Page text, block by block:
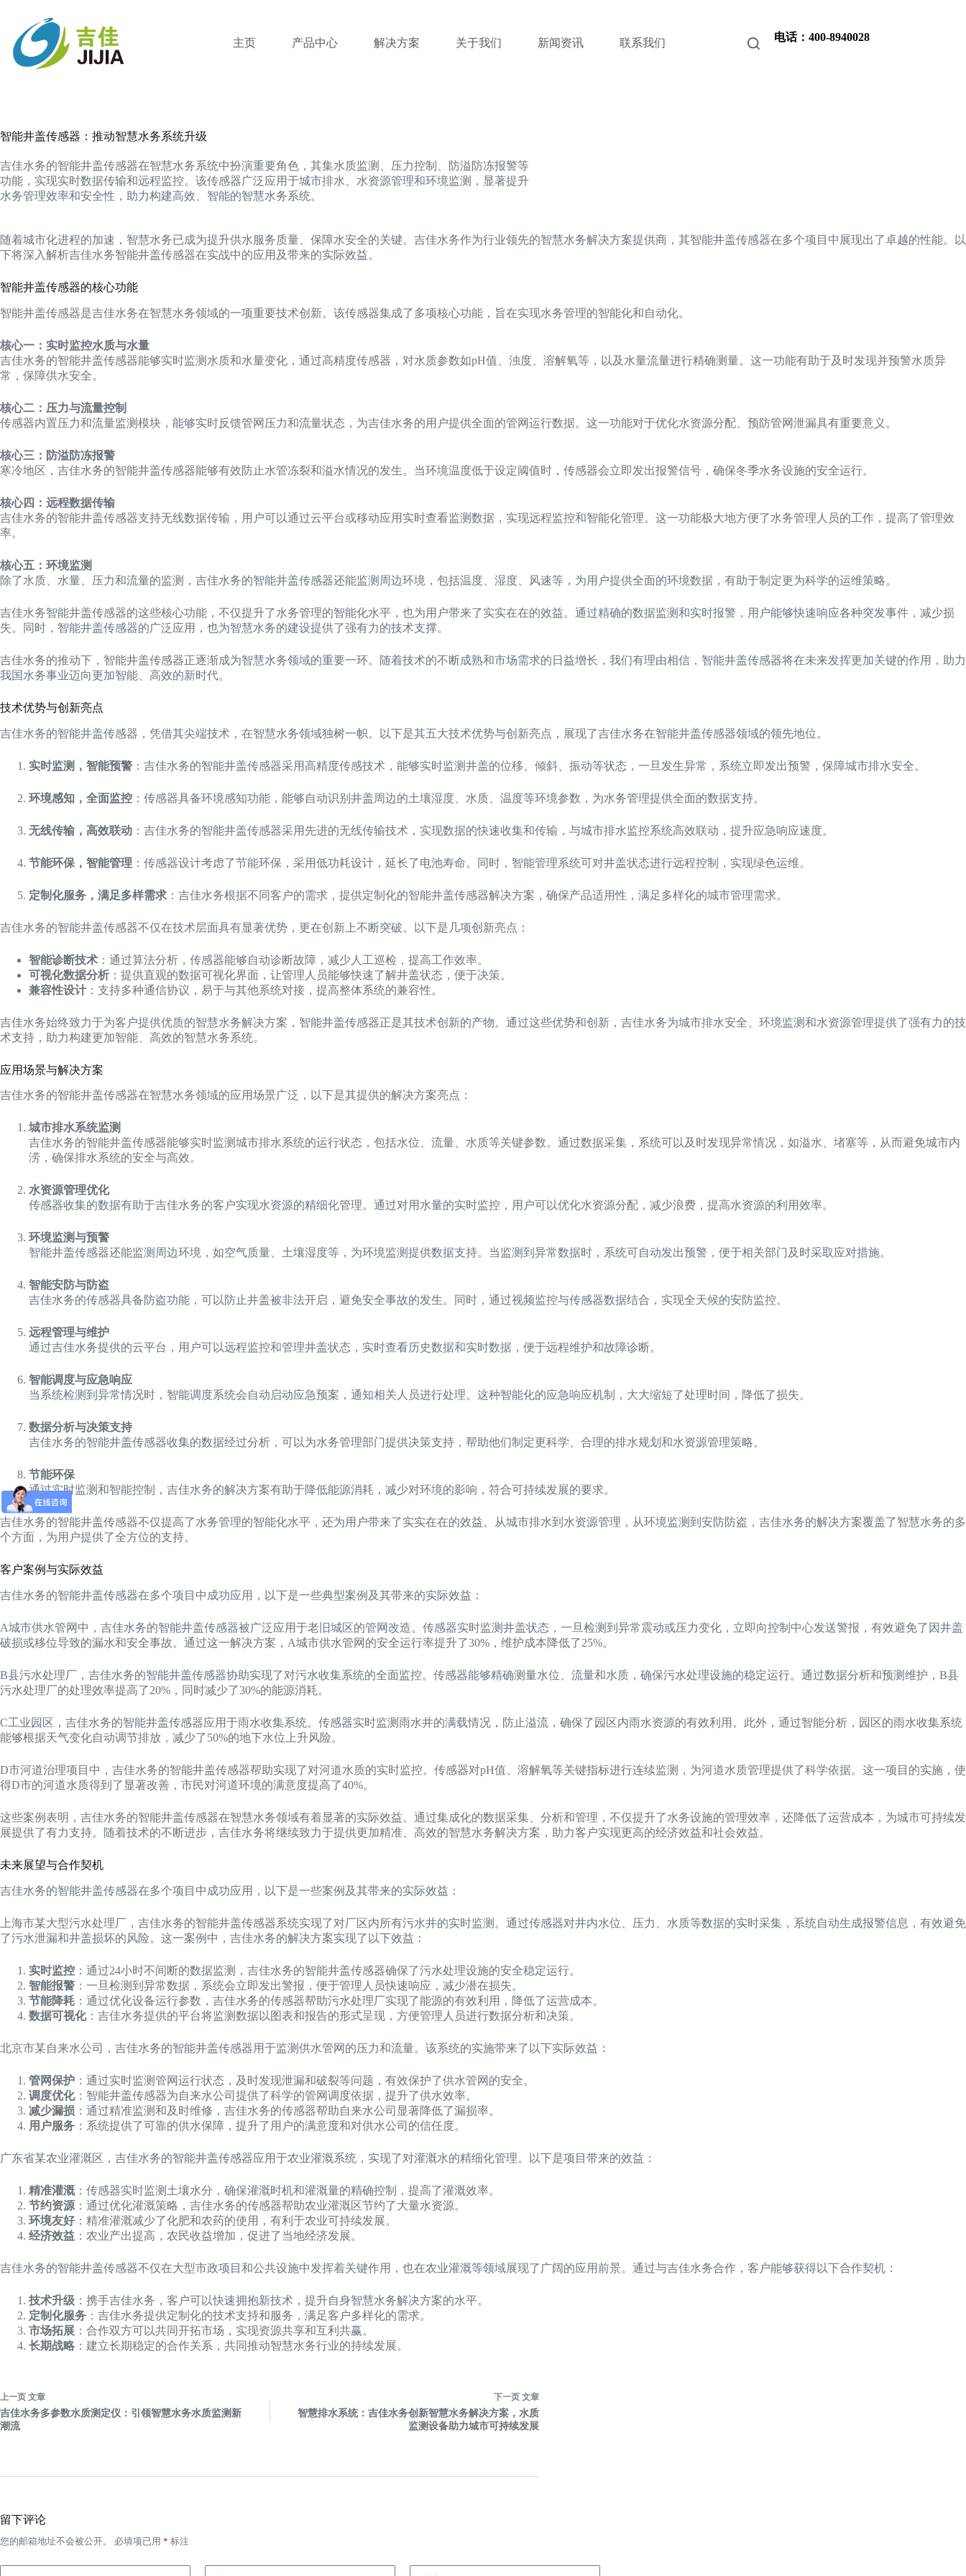
主页 产品中心 解决方案 关于我们 新闻资讯 联系我们 电话：400-8940028
智能井盖传感器：推动智慧水务系统升级
吉佳水务的智能井盖传感器在智慧水务系统中扮演重要角色，其集水质监测、压力控制、防溢防冻报警等
功能，实现实时数据传输和远程监控。该传感器广泛应用于城市排水、水资源管理和环境监测，显著提升
水务管理效率和安全性，助力构建高效、智能的智慧水务系统。
随着城市化进程的加速，智慧水务已成为提升供水服务质量、保障水安全的关键。吉佳水务作为行业领先的智慧水务解决方案提供商，其智能井盖传感器在多个项目中展现出了卓越的性能。以
下将深入解析吉佳水务智能井盖传感器在实战中的应用及带来的实际效益。
智能井盖传感器的核心功能
智能井盖传感器是吉佳水务在智慧水务领域的一项重要技术创新。该传感器集成了多项核心功能，旨在实现水务管理的智能化和自动化。
核心一：实时监控水质与水量
吉佳水务的智能井盖传感器能够实时监测水质和水量变化，通过高精度传感器，对水质参数如pH值、浊度、溶解氧等，以及水量流量进行精确测量。这一功能有助于及时发现并预警水质异
常，保障供水安全。
核心二：压力与流量控制
传感器内置压力和流量监测模块，能够实时反馈管网压力和流量状态，为吉佳水务的用户提供全面的管网运行数据。这一功能对于优化水资源分配、预防管网泄漏具有重要意义。
核心三：防溢防冻报警
寒冷地区，吉佳水务的智能井盖传感器能够有效防止水管冻裂和溢水情况的发生。当环境温度低于设定阈值时，传感器会立即发出报警信号，确保冬季水务设施的安全运行。
核心四：远程数据传输
吉佳水务的智能井盖传感器支持无线数据传输，用户可以通过云平台或移动应用实时查看监测数据，实现远程监控和智能化管理。这一功能极大地方便了水务管理人员的工作，提高了管理效
率。
核心五：环境监测
除了水质、水量、压力和流量的监测，吉佳水务的智能井盖传感器还能监测周边环境，包括温度、湿度、风速等，为用户提供全面的环境数据，有助于制定更为科学的运维策略。
吉佳水务智能井盖传感器的这些核心功能，不仅提升了水务管理的智能化水平，也为用户带来了实实在在的效益。通过精确的数据监测和实时报警，用户能够快速响应各种突发事件，减少损
失。同时，智能井盖传感器的广泛应用，也为智慧水务的建设提供了强有力的技术支撑。
吉佳水务的推动下，智能井盖传感器正逐渐成为智慧水务领域的重要一环。随着技术的不断成熟和市场需求的日益增长，我们有理由相信，智能井盖传感器将在未来发挥更加关键的作用，助力
我国水务事业迈向更加智能、高效的新时代。
技术优势与创新亮点
吉佳水务的智能井盖传感器，凭借其尖端技术，在智慧水务领域独树一帜。以下是其五大技术优势与创新亮点，展现了吉佳水务在智能井盖传感器领域的领先地位。
实时监测，智能预警 ：吉佳水务的智能井盖传感器采用高精度传感技术，能够实时监测井盖的位移、倾斜、振动等状态，一旦发生异常，系统立即发出预警，保障城市排水安全。
环境感知，全面监控 ：传感器具备环境感知功能，能够自动识别井盖周边的土壤湿度、水质、温度等环境参数，为水务管理提供全面的数据支持。
无线传输，高效联动 ：吉佳水务的智能井盖传感器采用先进的无线传输技术，实现数据的快速收集和传输，与城市排水监控系统高效联动，提升应急响应速度。
节能环保，智能管理 ：传感器设计考虑了节能环保，采用低功耗设计，延长了电池寿命。同时，智能管理系统可对井盖状态进行远程控制，实现绿色运维。
定制化服务，满足多样需求 ：吉佳水务根据不同客户的需求，提供定制化的智能井盖传感器解决方案，确保产品适用性，满足多样化的城市管理需求。
吉佳水务的智能井盖传感器不仅在技术层面具有显著优势，更在创新上不断突破。以下是几项创新亮点：
智能诊断技术 ：通过算法分析，传感器能够自动诊断故障，减少人工巡检，提高工作效率。
可视化数据分析 ：提供直观的数据可视化界面，让管理人员能够快速了解井盖状态，便于决策。
兼容性设计 ：支持多种通信协议，易于与其他系统对接，提高整体系统的兼容性。
吉佳水务始终致力于为客户提供优质的智慧水务解决方案，智能井盖传感器正是其技术创新的产物。通过这些优势和创新，吉佳水务为城市排水安全、环境监测和水资源管理提供了强有力的技
术支持，助力构建更加智能、高效的智慧水务系统。
应用场景与解决方案
吉佳水务的智能井盖传感器在智慧水务领域的应用场景广泛，以下是其提供的解决方案亮点：
城市排水系统监测
吉佳水务的智能井盖传感器能够实时监测城市排水系统的运行状态，包括水位、流量、水质等关键参数。通过数据采集，系统可以及时发现异常情况，如溢水、堵塞等，从而避免城市内
涝，确保排水系统的安全与高效。
水资源管理优化
传感器收集的数据有助于吉佳水务的客户实现水资源的精细化管理。通过对用水量的实时监控，用户可以优化水资源分配，减少浪费，提高水资源的利用效率。
环境监测与预警
智能井盖传感器还能监测周边环境，如空气质量、土壤湿度等，为环境监测提供数据支持。当监测到异常数据时，系统可自动发出预警，便于相关部门及时采取应对措施。
智能安防与防盗
吉佳水务的传感器具备防盗功能，可以防止井盖被非法开启，避免安全事故的发生。同时，通过视频监控与传感器数据结合，实现全天候的安防监控。
远程管理与维护
通过吉佳水务提供的云平台，用户可以远程监控和管理井盖状态，实时查看历史数据和实时数据，便于远程维护和故障诊断。
智能调度与应急响应
当系统检测到异常情况时，智能调度系统会自动启动应急预案，通知相关人员进行处理。这种智能化的应急响应机制，大大缩短了处理时间，降低了损失。
数据分析与决策支持
吉佳水务的智能井盖传感器收集的数据经过分析，可以为水务管理部门提供决策支持，帮助他们制定更科学、合理的排水规划和水资源管理策略。
节能环保
通过实时监测和智能控制，吉佳水务的解决方案有助于降低能源消耗，减少对环境的影响，符合可持续发展的要求。
吉佳水务的智能井盖传感器不仅提高了水务管理的智能化水平，还为用户带来了实实在在的效益。从城市排水到水资源管理，从环境监测到安防防盗，吉佳水务的解决方案覆盖了智慧水务的多
个方面，为用户提供了全方位的支持。
客户案例与实际效益
吉佳水务的智能井盖传感器在多个项目中成功应用，以下是一些典型案例及其带来的实际效益：
A城市供水管网中，吉佳水务的智能井盖传感器被广泛应用于老旧城区的管网改造。传感器实时监测井盖状态，一旦检测到异常震动或压力变化，立即向控制中心发送警报，有效避免了因井盖
破损或移位导致的漏水和安全事故。通过这一解决方案，A城市供水管网的安全运行率提升了30%，维护成本降低了25%。
B县污水处理厂，吉佳水务的智能井盖传感器协助实现了对污水收集系统的全面监控。传感器能够精确测量水位、流量和水质，确保污水处理设施的稳定运行。通过数据分析和预测维护，B县
污水处理厂的处理效率提高了20%，同时减少了30%的能源消耗。
C工业园区，吉佳水务的智能井盖传感器应用于雨水收集系统。传感器实时监测雨水井的满载情况，防止溢流，确保了园区内雨水资源的有效利用。此外，通过智能分析，园区的雨水收集系统
能够根据天气变化自动调节排放，减少了50%的地下水位上升风险。
D市河道治理项目中，吉佳水务的智能井盖传感器帮助实现了对河道水质的实时监控。传感器对pH值、溶解氧等关键指标进行连续监测，为河道水质管理提供了科学依据。这一项目的实施，使
得D市的河道水质得到了显著改善，市民对河道环境的满意度提高了40%。
这些案例表明，吉佳水务的智能井盖传感器在智慧水务领域有着显著的实际效益。通过集成化的数据采集、分析和管理，不仅提升了水务设施的管理效率，还降低了运营成本，为城市可持续发
展提供了有力支持。随着技术的不断进步，吉佳水务将继续致力于提供更加精准、高效的智慧水务解决方案，助力客户实现更高的经济效益和社会效益。
未来展望与合作契机
吉佳水务的智能井盖传感器在多个项目中成功应用，以下是一些案例及其带来的实际效益：
上海市某大型污水处理厂，吉佳水务的智能井盖传感器系统实现了对厂区内所有污水井的实时监测。通过传感器对井内水位、压力、水质等数据的实时采集，系统自动生成报警信息，有效避免
了污水泄漏和井盖损坏的风险。这一案例中，吉佳水务的解决方案实现了以下效益：
实时监控 ：通过24小时不间断的数据监测，吉佳水务的智能井盖传感器确保了污水处理设施的安全稳定运行。
智能报警 ：一旦检测到异常数据，系统会立即发出警报，便于管理人员快速响应，减少潜在损失。
节能降耗 ：通过优化设备运行参数，吉佳水务的传感器帮助污水处理厂实现了能源的有效利用，降低了运营成本。
数据可视化：吉佳水务提供的平台将监测数据以图表和报告的形式呈现，方便管理人员进行数据分析和决策。
北京市某自来水公司，吉佳水务的智能井盖传感器用于监测供水管网的压力和流量。该系统的实施带来了以下实际效益：
管网保护 ：通过实时监测管网运行状态，及时发现泄漏和破裂等问题，有效保护了供水管网的安全。
调度优化：智能井盖传感器为自来水公司提供了科学的管网调度依据，提升了供水效率。
减少漏损 ：通过精准监测和及时维修，吉佳水务的传感器帮助自来水公司显著降低了漏损率。
用户服务 ：系统提供了可靠的供水保障，提升了用户的满意度和对供水公司的信任度。
广东省某农业灌溉区，吉佳水务的智能井盖传感器应用于农业灌溉系统，实现了对灌溉水的精细化管理。以下是项目带来的效益：
精准灌溉：传感器实时监测土壤水分，确保灌溉时机和灌溉量的精确控制，提高了灌溉效率。
节约资源 ：通过优化灌溉策略，吉佳水务的传感器帮助农业灌溉区节约了大量水资源。
环境友好：精准灌溉减少了化肥和农药的使用，有利于农业可持续发展。
经济效益 ：农业产出提高，农民收益增加，促进了当地经济发展。
吉佳水务的智能井盖传感器不仅在大型市政项目和公共设施中发挥着关键作用，也在农业灌溉等领域展现了广阔的应用前景。通过与吉佳水务合作，客户能够获得以下合作契机：
技术升级 ：携手吉佳水务，客户可以快速拥抱新技术，提升自身智慧水务解决方案的水平。
定制化服务 ：吉佳水务提供定制化的技术支持和服务，满足客户多样化的需求。
市场拓展 ：合作双方可以共同开拓市场，实现资源共享和互利共赢。
长期战略 ：建立长期稳定的合作关系，共同推动智慧水务行业的持续发展。
上一页 文章
吉佳水务多参数水质测定仪：引领智慧水务水质监测新
潮流
下一页 文章
智慧排水系统：吉佳水务创新智慧水务解决方案，水质
监测设备助力城市可持续发展
留下评论
您的邮箱地址不会被公开。 必填项已用 * 标注